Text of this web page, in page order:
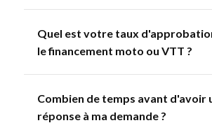
Quel est votre taux
le financement moto ou VTT ?
Combien de temps avant d'avoir
réponse à ma demande ?